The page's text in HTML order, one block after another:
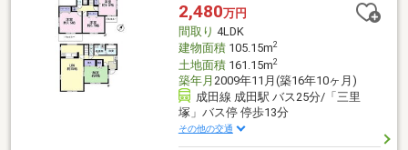
2,480万円
間取り 4LDK
建物面積105.15m2
土地面積161.15m2
築年月 2009年11月(築16年10ヶ月)
成田線 成田駅 バス25分/「三里
塚」バス停 停歩13分
その他の交通